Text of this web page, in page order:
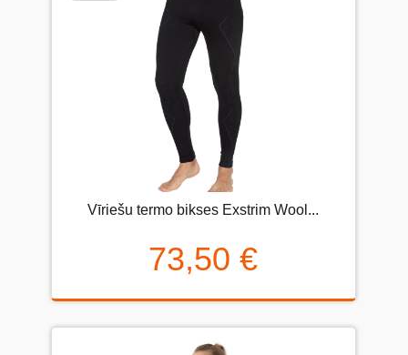
Vīriešu termo bikses Exstrim Wool...
73,50 €